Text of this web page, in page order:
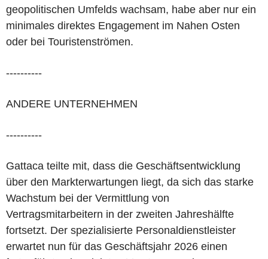
geopolitischen Umfelds wachsam, habe aber nur ein
minimales direktes Engagement im Nahen Osten
oder bei Touristenströmen.
----------
ANDERE UNTERNEHMEN
----------
Gattaca teilte mit, dass die Geschäftsentwicklung
über den Markterwartungen liegt, da sich das starke
Wachstum bei der Vermittlung von
Vertragsmitarbeitern in der zweiten Jahreshälfte
fortsetzt. Der spezialisierte Personaldienstleister
erwartet nun für das Geschäftsjahr 2026 einen